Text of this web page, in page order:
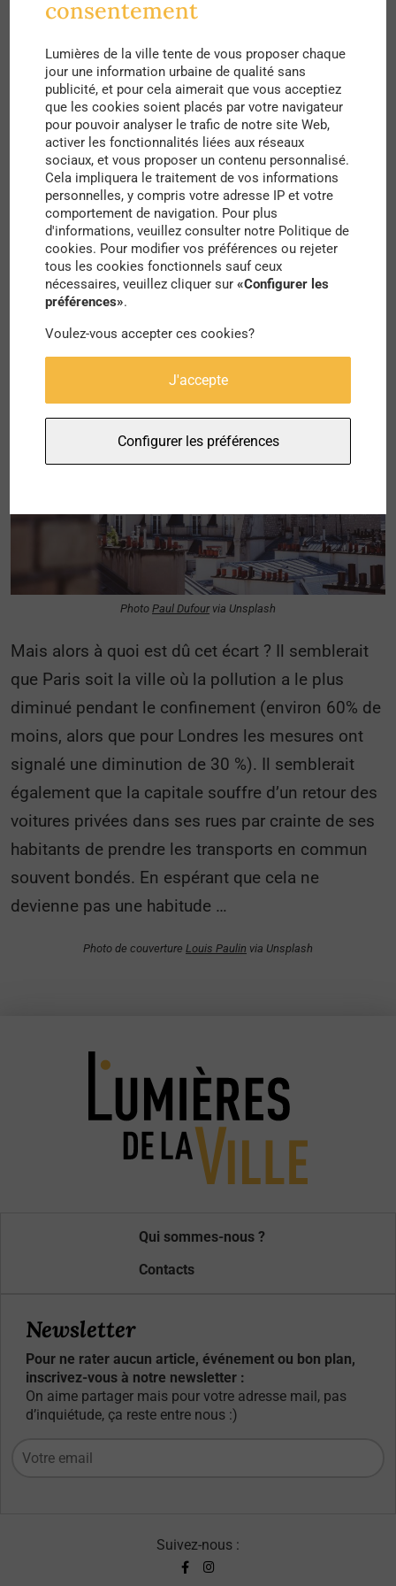
dernier, a engendré le doublement des taux de
pollution enregistrés pendant le confinement,
faisant de Paris la ville d’Europe où le rebond de
pollution a été le plus prononcé selon le CREA, un
institut indépendant international situé en
Finlande.
Et la ville fait exception face à ses voisines
européennes : le retour de la pollution est plus
bien plus faible à Madrid (+ 49 %), Londres (+ 34
%) ou Munich (+ 34 %) et quasi nul à Berlin (+ 4
Photo Paul Dufourvia Unsplash
Mais alors à quoi est dû cet écart ? Il semblerait
que Paris soit la ville où la pollution a le plus
diminué pendant le confinement (environ 60% de
moins, alors que pour Londres les mesures ont
signalé une diminution de 30 %). Il semblerait
également que la capitale souffre d’un retour des
voitures privées dans ses rues par crainte de ses
habitants de prendre les transports en commun
souvent bondés. En espérant que cela ne
devienne pas une habitude …
Photo de couverture Louis Paulin via Unsplash
Qui sommes-nous ?
Contacts
Newsletter
Pour ne rater aucun article, événement ou bon plan,
inscrivez-vous à notre newsletter :
On aime partager mais pour votre adresse mail, pas
d’inquiétude, ça reste entre nous :)
Suivez-nous :
consentement
Lumières de la ville tente de vous proposer chaque
jour une information urbaine de qualité sans
publicité, et pour cela aimerait que vous acceptiez
que les cookies soient placés par votre navigateur
pour pouvoir analyser le trafic de notre site Web,
activer les fonctionnalités liées aux réseaux
sociaux, et vous proposer un contenu personnalisé.
Cela impliquera le traitement de vos informations
personnelles, y compris votre adresse IP et votre
comportement de navigation. Pour plus
d'informations, veuillez consulter notre Politique de
cookies. Pour modifier vos préférences ou rejeter
tous les cookies fonctionnels sauf ceux
nécessaires, veuillez cliquer sur«Configurer les
préférences».
Voulez-vous accepter ces cookies?
J'accepte
Configurer les préférences